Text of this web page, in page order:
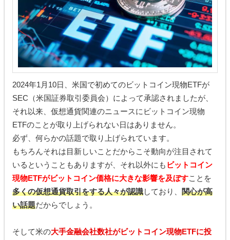
2024年1月10日、米国で初めてのビットコイン現物ETFが
SEC（米国証券取引委員会）によって承認されましたが、
それ以来、仮想通貨関連のニュースにビットコイン現物
ETFのことが取り上げられない日はありません。
必ず、何らかの話題で取り上げられています。
もちろんそれは目新しいことだからこそ動向が注目されて
いるということもありますが、それ以外にも ビットコイン
現物ETFがビットコイン価格に大きな影響を及ぼすことを
多くの仮想通貨取引をする人々が認識しており、 関心が高
い話題だからでしょう。
そして米の大手金融会社数社がビットコイン現物ETFに投